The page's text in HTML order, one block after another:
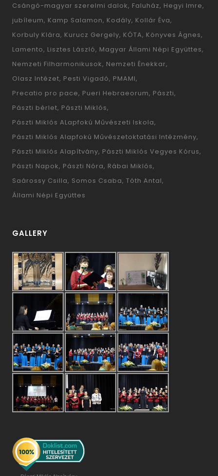
Csángó-magyar szerelmi dalok Faluház Hegyi Imre
jubíleum Kamp Salamon Kodály Kollár Éva
Korbuly Klára Kurucz Gergely KÓTA Könyves Ágnes
Lamento Lisztes László Magyar Állami Népi Együttes
Nemzeti Filharmonikusok Nemzeti Énekkar
Olasz Intézet Pesti Vigadó PMAMI
Precatio pro pace Pueri Hebraeorum Pászti
Pászti bérlet Pászti Miklós
Pászti Miklós ALapfokú Művészeti Iskola
Pászti Miklós Alapfokú Művészetoktatási Intézmény
Pászti Miklós Alapítvány Pászti Miklós Vegyes Kórus
Pászti Napok Pászti Nóra Rábai Miklós
Saárossy Csilla Somos Csaba Tóth Antal
Állami Népi Együttes
GALLERY